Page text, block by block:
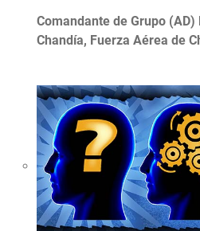
Comandante de Grupo
Chandía, Fuerza Aérea de